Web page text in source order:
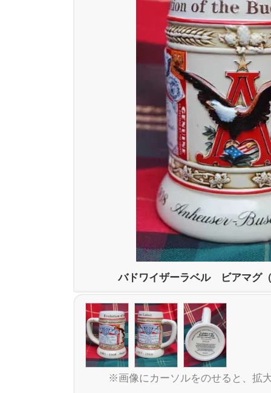
バドワイザーラベル ビアマグ
※画像にカーソルをのせると、拡